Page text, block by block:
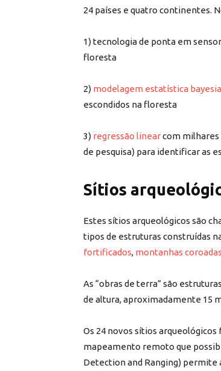
24 países e quatro continentes.
1) tecnologia de ponta em
floresta
2) modelagem estatística
escondidos na floresta
3) regressão linearcom milhares
de pesquisa) para identificar as
Sítios
Estes sítios arqueológicos são
tipos de estruturas construídas
fortificados, montanhas coroadas
As “obras de terra” são
de altura, aproximadamente 15
Os 24 novos sítios
mapeamento remoto que
Detection and Ranging) permite